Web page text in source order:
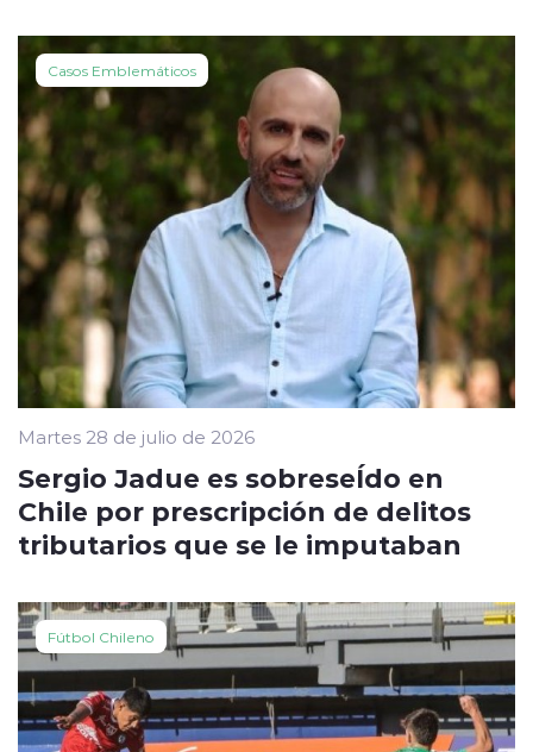
Casos Emblemáticos
Martes 28 de julio de 2026
Sergio Jadue es sobreseÍdo en
Chile por prescripción de delitos
tributarios que se le imputaban
Fútbol Chileno